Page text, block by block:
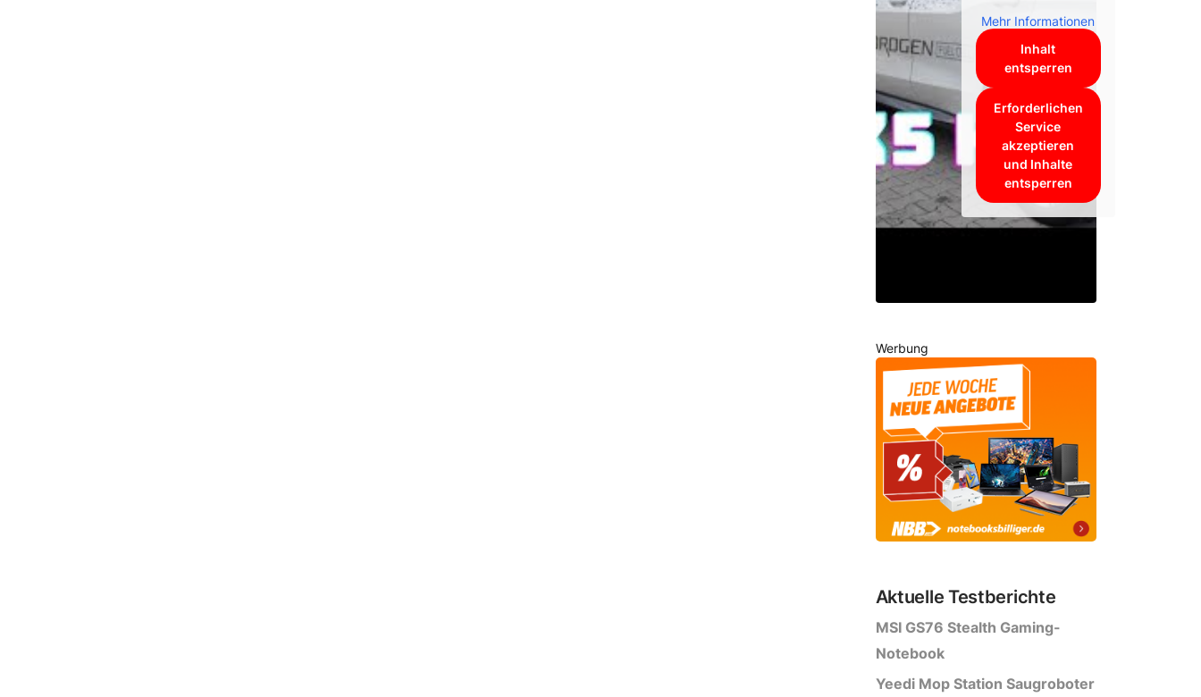
Mehr Informationen
Inhalt
entsperren
Erforderlichen
Service
akzeptieren
und Inhalte
entsperren
Werbung
Aktuelle Testberichte
MSI GS76 Stealth Gaming-
Notebook
Yeedi Mop Station Saugroboter